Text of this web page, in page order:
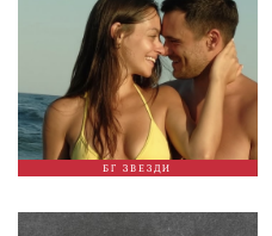
БГ ЗВЕЗДИ